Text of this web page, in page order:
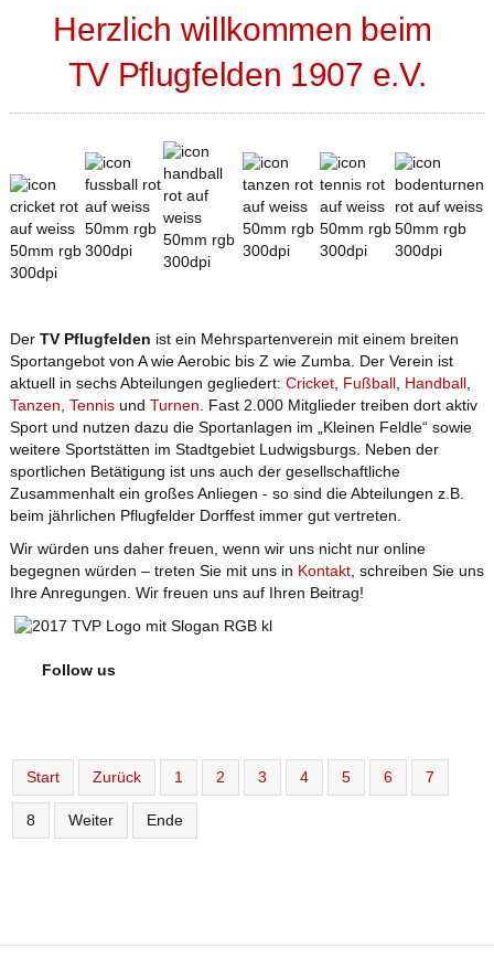
Herzlich willkommen beim
TV Pflugfelden 1907 e.V.
Der TV Pflugfelden ist ein Mehrspartenverein mit einem breiten
Sportangebot von A wie Aerobic bis Z wie Zumba. Der Verein ist
aktuell in sechs Abteilungen gegliedert: Cricket, Fußball, Handball,
Tanzen Tennisund Turnen . Fast 2.000 Mitglieder treiben dort aktiv
Sport und nutzen dazu die Sportanlagen im „Kleinen Feldle“ sowie
weitere Sportstätten im Stadtgebiet Ludwigsburgs. Neben der
sportlichen Betätigung ist uns auch der gesellschaftliche
Zusammenhalt ein großes Anliegen - so sind die Abteilungen z.B.
beim jährlichen Pflugfelder Dorffest immer gut vertreten.
Wir würden uns daher freuen, wenn wir uns nicht nur online
begegnen würden – treten Sie mit uns in Kontakt, schreiben Sie uns
Ihre Anregungen. Wir freuen uns auf Ihren Beitrag!
Follow us
Start Zurück 1 2 3 4 5 6 7
8 Weiter Ende